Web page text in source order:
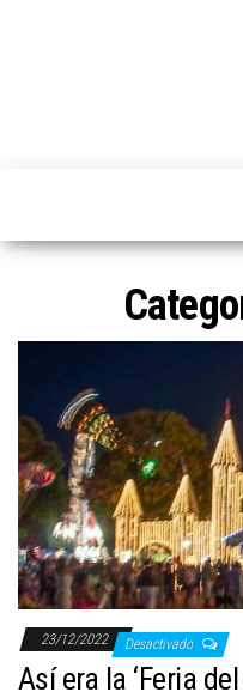
23/12/2022 Desactivado
Así era la ‘Feria